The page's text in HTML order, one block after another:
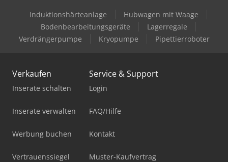
Induktionshärteanlage
Hubwagen mit Waage
Bodenbearbeitungsgeräte
Lagerregale
Verdrängerpumpe
Kryopumpe Pipettierroboter
Verkaufen
Inserate schalten
Inserate verwalten
Werbung buchen
Vertrauenssiegel
Service & Support
Login
FAQ/Hilfe
Kontakt
Muster-Kaufvertrag